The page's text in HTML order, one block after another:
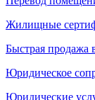
Жилищные
Быстрая продажа
Юридическое
Юридические